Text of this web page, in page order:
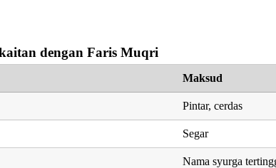
dengan Faris Muqri
Maksud
Pintar, cerdas
Segar
Nama syurga